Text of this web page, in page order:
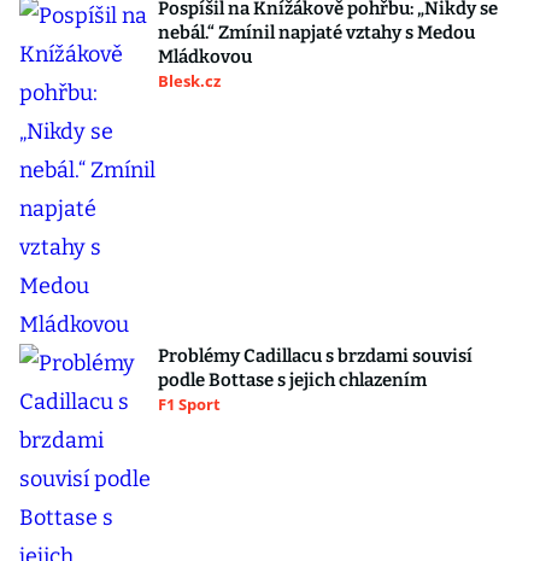
Pospíšil na Knížákově pohřbu: „Nikdy se
nebál.“ Zmínil napjaté vztahy s Medou
Mládkovou
Blesk.cz
Problémy Cadillacu s brzdami souvisí
podle Bottase s jejich chlazením
F1 Sport